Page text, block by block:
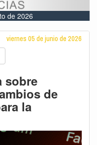
de 2026
viernes 05 de junio de 2026
sobre
de
la